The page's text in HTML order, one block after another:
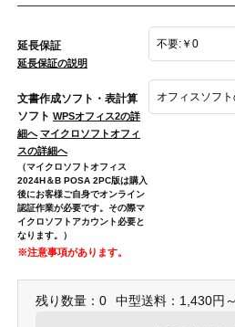
延長保証
延長保証の説明
文書作成ソフト・表計算
ソフト WPSオフィス2の詳
細へ マイクロソフトオフィ
スの詳細へ
（マイクロソフトオフィス
2024H＆B POSA 2PC版は購入
後にお客様ご自身でオンライン
認証作業が必要です。その際マ
イクロソフトアカウント必要と
なります。）
※注意事項があります。
残り数量：0 中型送料：1,430円～